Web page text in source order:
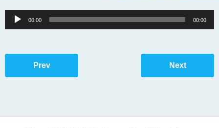
阅读文章
Audio
Player
00:00 00:00
Prev Next